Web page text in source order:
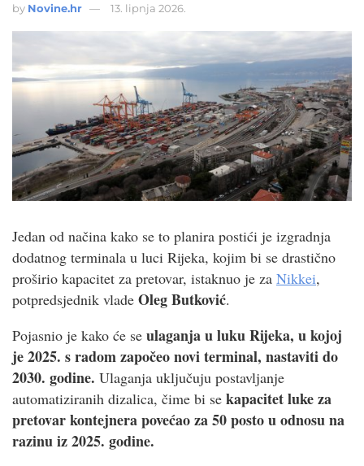
by Novine.hr 13. lipnja 2026.
Jedan od načina kako se to planira postići je izgradnja
dodatnog terminala u luci Rijeka, kojim bi se drastično
proširio kapacitet za pretovar, istaknuo je za Nikkei,
potpredsjednik vlade Oleg Butković.
Pojasnio je kako će se ulaganja u luku Rijeka, u kojoj
je 2025. s radom započeo novi terminal, nastaviti do
2030. godine. Ulaganja uključuju postavljanje
automatiziranih dizalica, čime bi se kapacitet luke za
pretovar kontejnera povećao za 50 posto u odnosu na
razinu iz 2025. godine.